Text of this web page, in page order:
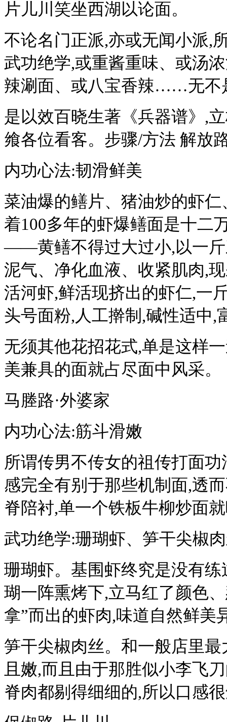
片儿川笑坐西湖以论面。
不论名门正派,亦或无闻小派,
武功绝学,或重酱重味、或汤
辣涮面、或八宝香辣……无不
是以效百晓生著《兵器谱》,
飨各位看客。步骤/方法 解放
内功心法:韧滑鲜美
菜油爆的鳝片、猪油炒的虾
着100多年的虾爆鳝面是十二
——黄鳝不得过大过小,以一斤
泥气、净化血液、收紧肌肉,
活河虾,鲜活现挤出的虾仁,一
头号面粉,人工擀制,碱性适中,
无须其他花招花式,单是这样
美兼具的面就占尽面中风采。
马塍路·外婆家
内功心法:筋斗滑嫩
所谓传男不传女的祖传打面
感完全有别于那些机制面,透
脊陪衬,单一个铁板牛柳炒面
武功绝学:珊瑚虾、笋干尖椒
珊瑚虾。基围虾终究是没有
瑚一阵熏烤下,立马红了颜色
拿”而出的虾肉,味道自然鲜美
笋干尖椒肉丝。和一般店里
且嫩,而且由于那胜似小李飞
脊肉都剔得细细的,所以口感